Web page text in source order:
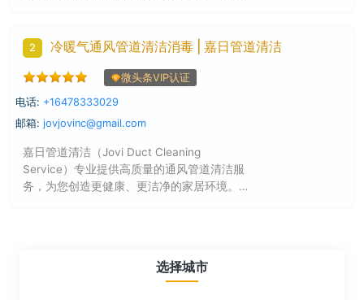
5116，为您量身定制清洁方案！
2 冷暖气通风管道清洁消毒 | 嘉日管道清洁
微头条VIP认证
电话: +16478333029
邮箱: jovjovinc@gmail.com
嘉日管道清洁（Jovi Duct Cleaning
Service）专业提供高质量的通风管道清洁服
务，为您创造更健康、更洁净的家居环境。
选择城市